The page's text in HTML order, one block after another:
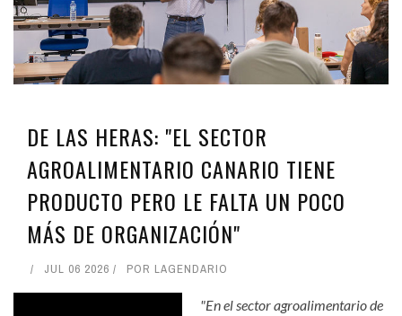
DE LAS HERAS: "EL SECTOR
AGROALIMENTARIO CANARIO TIENE
PRODUCTO PERO LE FALTA UN POCO
MÁS DE ORGANIZACIÓN"
JUL 06 2026 POR LAGENDARIO
"En el sector agroalimentario de